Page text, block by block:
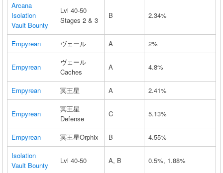
Arcana
Isolation
Vault Bounty
Lvl 40-50
Stages 2 & 3
B 2.34%
Empyrean ヴェール A 2%
Empyrean
ヴェール
Caches
A 4.8%
Empyrean 冥王星 A 2.41%
Empyrean
冥王星
Defense
C 5.13%
Empyrean 冥王星Orphix B
4.55%
Isolation
Vault Bounty
Lvl 40-50 A, B 0.5%, 1.88%